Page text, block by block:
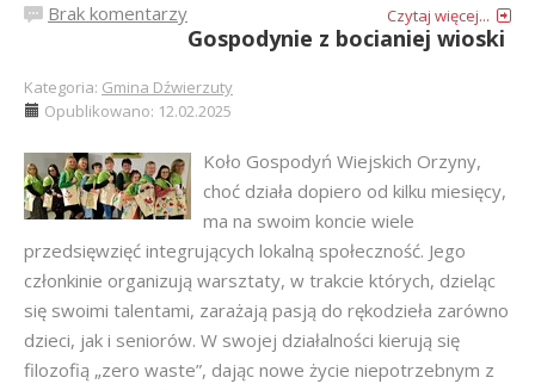
Brak komentarzy
Czytaj więcej...
Gospodynie z bocianiej wioski
Kategoria: Gmina Dźwierzuty
Opublikowano: 12.02.2025
Koło Gospodyń Wiejskich Orzyny,
choć działa dopiero od kilku miesięcy,
ma na swoim koncie wiele
przedsięwzięć integrujących lokalną społeczność. Jego
członkinie organizują warsztaty, w trakcie których, dzieląc
się swoimi talentami, zarażają pasją do rękodzieła zarówno
dzieci, jak i seniorów. W swojej działalności kierują się
filozofią „zero waste”, dając nowe życie niepotrzebnym z